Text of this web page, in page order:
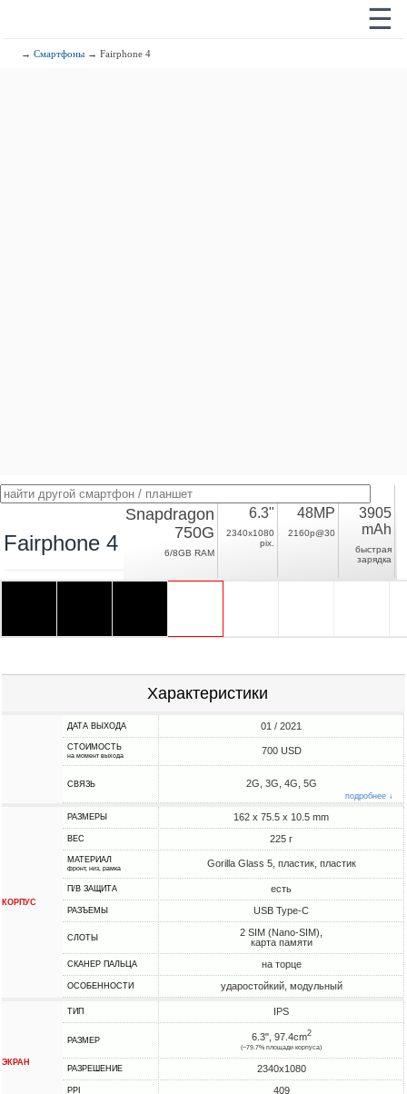
☰
→Смартфоны → Fairphone 4
Fairphone 4
Snapdragon
750G
6/8GB RAM
6.3"
2340x1080
pix.
48MP
2160p@30
3905
mAh
быстрая
зарядка
Характеристики
ДАТА ВЫХОДА 01 / 2021
СТОИМОСТЬ
на момент выхода 700 USD
СВЯЗЬ 2G, 3G, 4G, 5G
подробнее ↓
КОРПУС
РАЗМЕРЫ 162 x 75.5 x 10.5 mm
ВЕС 225 г
МАТЕРИАЛ
фронт, низ, рамка Gorilla Glass 5, пластик, пластик
П/В ЗАЩИТА есть
РАЗЪЕМЫ USB Type-C
СЛОТЫ
2 SIM (Nano-SIM),
карта памяти
СКАНЕР ПАЛЬЦА на торце
ОСОБЕННОСТИ ударостойкий, модульный
ЭКРАН
ТИП IPS
РАЗМЕР 6.3", 97.4cm2
(~79.7% площади корпуса)
РАЗРЕШЕНИЕ 2340x1080
PPI 409